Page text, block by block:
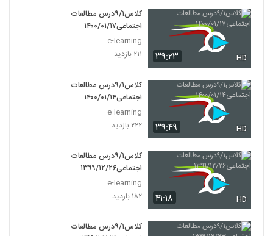
۳۹:۲۳ HD
کلاس۹/۱درس مطالعات
اجتماعی۱۴۰۰/۰۱/۱۷
e-learning
۲۱۱ بازدید
۳۹:۴۹ HD
کلاس۹/۱درس مطالعات
اجتماعی۱۴۰۰/۰۱/۱۴
e-learning
۲۲۲ بازدید
۴۱:۱۸ HD
کلاس۹/۱درس مطالعات
اجتماعی۱۳۹۹/۱۲/۲۶
e-learning
۱۸۲ بازدید
کلاس۹/۱درس مطالعات